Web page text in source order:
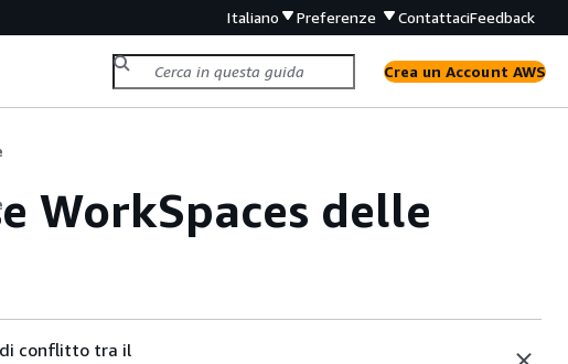
Italiano Preferenze ContattaciFeedback
Crea un Account AWS
WorkSpaces delle
conflitto tra il